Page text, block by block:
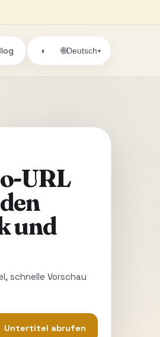
◑ 🌐Deutsch▾
URL
und
schnelle Vorschau
Untertitel abrufen